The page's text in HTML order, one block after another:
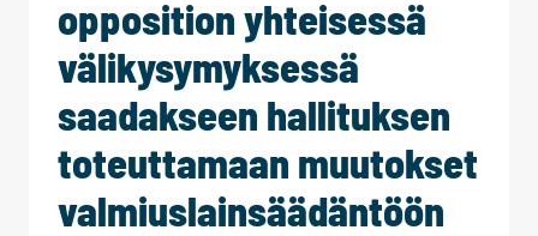
opposition yhteisessä
välikysymyksessä
saadakseen hallituksen
toteuttamaan muutokset
valmiuslainsäädäntöön